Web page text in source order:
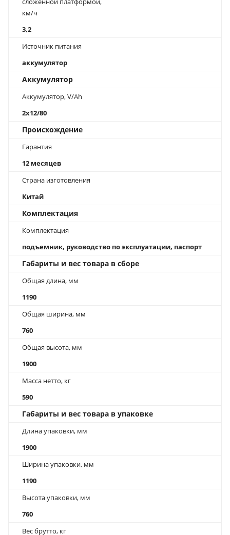
км/ч
3,2
Источник питания
аккумулятор
Аккумулятор
Аккумулятор, V/Ah
2x12/80
Происхождение
Гарантия
12 месяцев
Страна изготовления
Китай
Комплектация
Комплектация
подъемник, руководство по эксплуатации, паспорт
Габариты и вес товара в сборе
Общая длина, мм
1190
Общая ширина, мм
760
Общая высота, мм
1900
Масса нетто, кг
590
Габариты и вес товара в упаковке
Длина упаковки, мм
1900
Ширина упаковки, мм
1190
Высота упаковки, мм
760
Вес брутто, кг